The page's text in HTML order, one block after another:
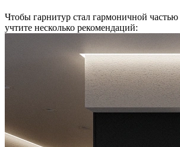
Чтобы гарнитур стал гармоничной частью
учтите несколько рекомендаций: